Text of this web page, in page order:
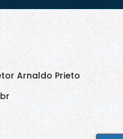
Arnaldo Prieto